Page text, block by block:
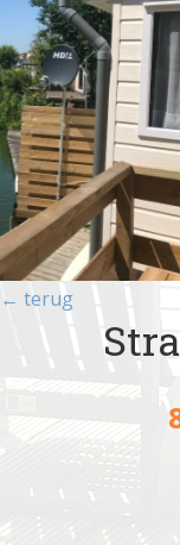
← terug